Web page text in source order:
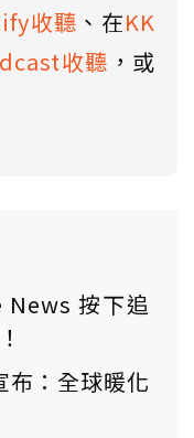
收聽 、在KK
收聽 ，或
News 按下追
布：全球暖化